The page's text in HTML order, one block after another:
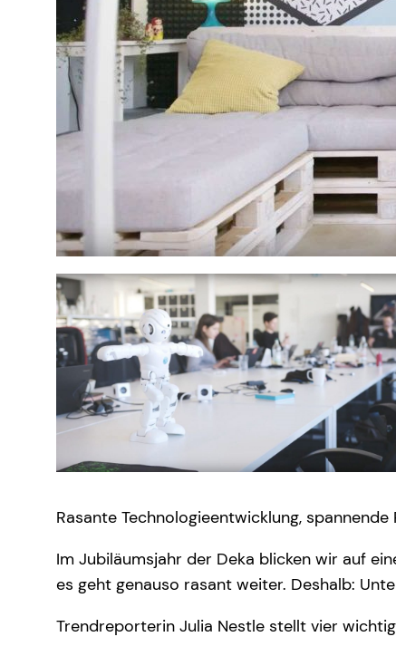
Rasante Technologieentwicklung, spannende
Im Jubiläumsjahr der Deka blicken wir auf
es geht genauso rasant weiter. Deshalb:
Trendreporterin Julia Nestle stellt vier